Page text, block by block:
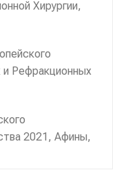
Хирургии,
Рефракционных
2021, Афины,